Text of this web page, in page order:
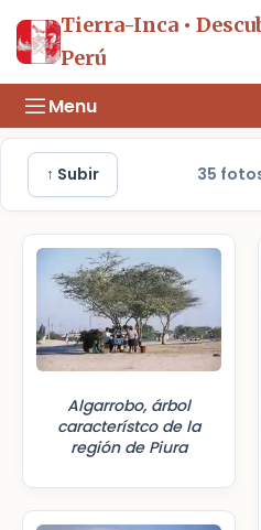
Tierra-Inca •
Perú
Menu
↑ Subir 35
Algarrobo, árbol
característco de la
región de Piura